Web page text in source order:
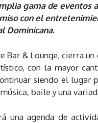
gama de eventos
con el
Dominicana.
Bar & Lounge, cierra
con la mayor
siendo el lugar
baile y una
una agenda de